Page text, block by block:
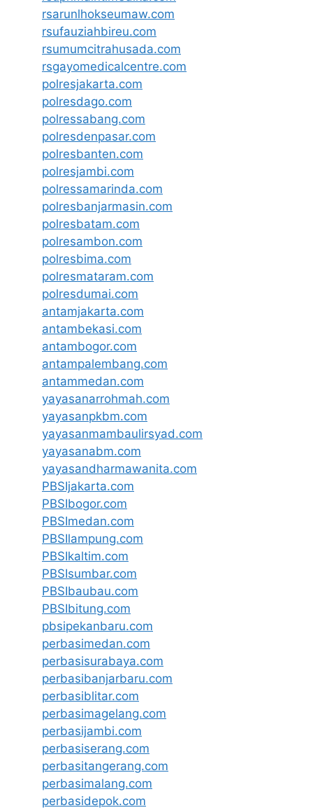
rsarunlhokseumaw.com
rsufauziahbireu.com
rsumumcitrahusada.com
rsgayomedicalcentre.com
polresjakarta.com
polresdago.com
polressabang.com
polresdenpasar.com
polresbanten.com
polresjambi.com
polressamarinda.com
polresbanjarmasin.com
polresbatam.com
polresambon.com
polresbima.com
polresmataram.com
polresdumai.com
antamjakarta.com
antambekasi.com
antambogor.com
antampalembang.com
antammedan.com
yayasanarrohmah.com
yayasanpkbm.com
yayasanmambaulirsyad.com
yayasanabm.com
yayasandharmawanita.com
PBSIjakarta.com
PBSIbogor.com
PBSImedan.com
PBSIlampung.com
PBSIkaltim.com
PBSIsumbar.com
PBSIbaubau.com
PBSIbitung.com
pbsipekanbaru.com
perbasimedan.com
perbasisurabaya.com
perbasibanjarbaru.com
perbasiblitar.com
perbasimagelang.com
perbasijambi.com
perbasiserang.com
perbasitangerang.com
perbasimalang.com
perbasidepok.com